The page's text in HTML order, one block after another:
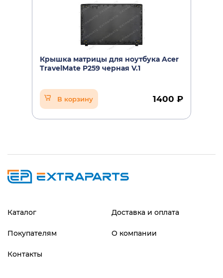
Крышка матрицы для ноутбука Acer
TravelMate P259 черная V.1
В корзину 1400 ₽
Каталог Доставка и оплата
Покупателям О компании
Контакты